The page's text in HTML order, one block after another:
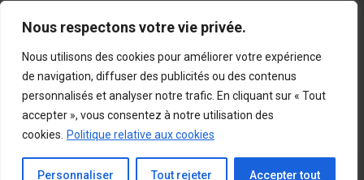
Nous respectons votre vie privée.
Nous utilisons des cookies pour améliorer votre expérience
de navigation, diffuser des publicités ou des contenus
personnalisés et analyser notre trafic. En cliquant sur « Tout
accepter », vous consentez à notre utilisation des
cookies.
Politique relative aux cookies
Personnaliser Tout rejeter Accepter tout
GolfMar Pals
info@golfmarpals.com
https://golfmarpals.com/
Politique de Confidentialité et Conditions d’Utilisation
En Contact